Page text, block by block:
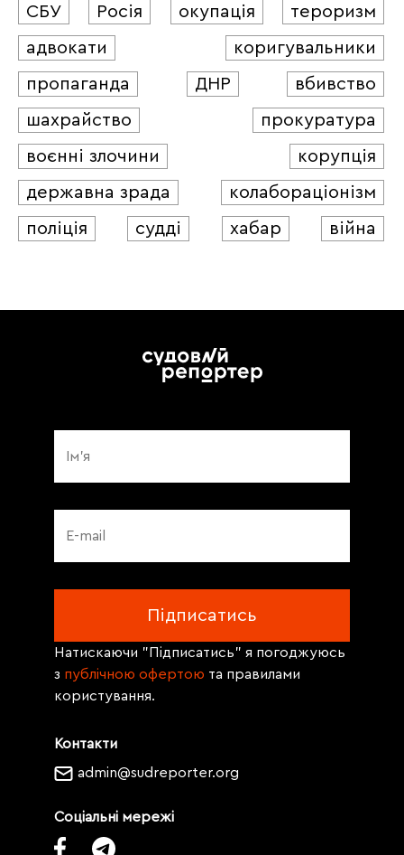
СБУ Росія окупація
тероризм
адвокати
коригувальники
пропаганда
ДНР
вбивство
шахрайство
прокуратура
воєнні злочини
корупція
державна зрада
колабораціонізм
поліція
судді хабар війна
Контакти
admin@sudreporter.org
Соціальні мережі
Натискаючи "Підписатись" я погоджуюсь
з публічною офертою та правилами
користування.